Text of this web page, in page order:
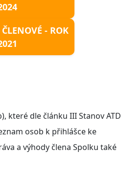
- ROK
které dle článku III Stanov ATD
osob k přihlášce ke
a výhody člena Spolku také